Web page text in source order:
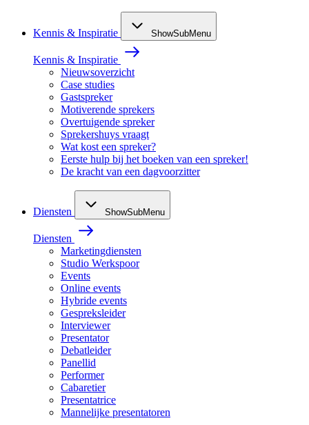
Kennis & Inspiratie ShowSubMenu
Kennis & Inspiratie
Nieuwsoverzicht
Case studies
Gastspreker
Motiverende sprekers
Overtuigende spreker
Sprekershuys vraagt
Wat kost een spreker?
Eerste hulp bij het boeken van een spreker!
De kracht van een dagvoorzitter
Diensten ShowSubMenu
Diensten
Marketingdiensten
Studio Werkspoor
Events
Online events
Hybride events
Gespreksleider
Interviewer
Presentator
Debatleider
Panellid
Performer
Cabaretier
Presentatrice
Mannelijke presentatoren